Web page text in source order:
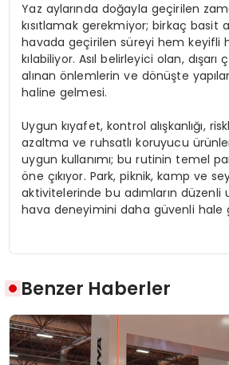
Yaz aylarında doğayla geçirilen
kısıtlamak gerekmiyor; birkaç basit
havada geçirilen süreyi hem keyifli
kılabiliyor. Asıl belirleyici olan, dışarı
alınan önlemlerin ve dönüşte
haline gelmesi.
Uygun kıyafet, kontrol alışkanlığı,
azaltma ve ruhsatlı koruyucu
uygun kullanımı; bu rutinin temel
öne çıkıyor. Park, piknik, kamp ve
aktivitelerinde bu adımların düzenli
hava deneyimini daha güvenli hale
Benzer Haberler